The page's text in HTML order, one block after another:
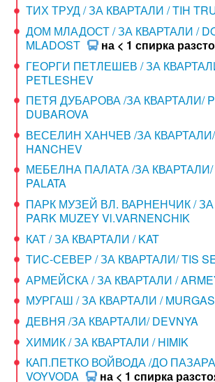
ТИХ ТРУД / ЗА КВАРТАЛИ / TIH
ДОМ МЛАДОСТ / ЗА КВАРТАЛИ /
MLADOST
на < 1 спирка
ГЕОРГИ ПЕТЛЕШЕВ / ЗА
PETLESHEV
ПЕТЯ ДУБАРОВА /ЗА КВАРТАЛИ/
DUBAROVA
ВЕСЕЛИН ХАНЧЕВ /ЗА КВАРТАЛИ/
HANCHEV
МЕБЕЛНА ПАЛАТА /ЗА КВАРТАЛИ/
PALATA
ПАРК МУЗЕЙ ВЛ. ВАРНЕНЧИК /
PARK MUZEY Vl.VARNENCHIK
КАТ / ЗА КВАРТАЛИ / KAT
ТИС-СЕВЕР / ЗА КВАРТАЛИ/ TIS
АРМЕЙСКА / ЗА КВАРТАЛИ /
МУРГАШ / ЗА КВАРТАЛИ /
ДЕВНЯ /ЗА КВАРТАЛИ/ DEVNYA
ХИМИК / ЗА КВАРТАЛИ / HIMIK
КАП.ПЕТКО ВОЙВОДА /ДО ПАЗАРА
VOYVODA
на < 1 спирка